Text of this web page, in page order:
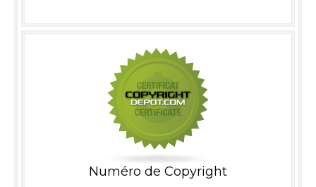
Numéro de Copyright